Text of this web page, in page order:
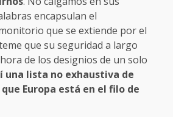
encapsulan el
que se extiende por el
que su seguridad a largo
de los designios de un solo
una lista no exhaustiva de
Europa está en el filo de